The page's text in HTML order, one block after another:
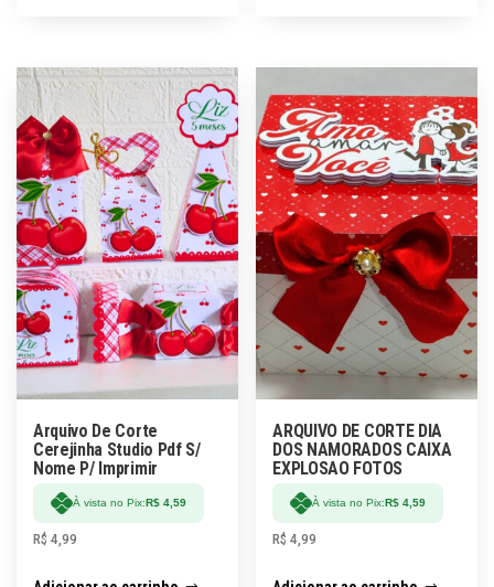
Arquivo De Corte
Cerejinha Studio Pdf S/
Nome P/ Imprimir
À vista no Pix:R$ 4,59
R$ 4,99
ARQUIVO DE CORTE DIA
DOS NAMORADOS CAIXA
EXPLOSAO FOTOS
À vista no Pix:R$ 4,59
R$ 4,99